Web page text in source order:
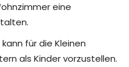
eine
kann für die Kleinen
als Kinder vorzustellen.